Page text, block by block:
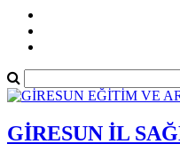
GİRESUN İL